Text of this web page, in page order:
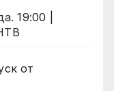
19:00 |
от